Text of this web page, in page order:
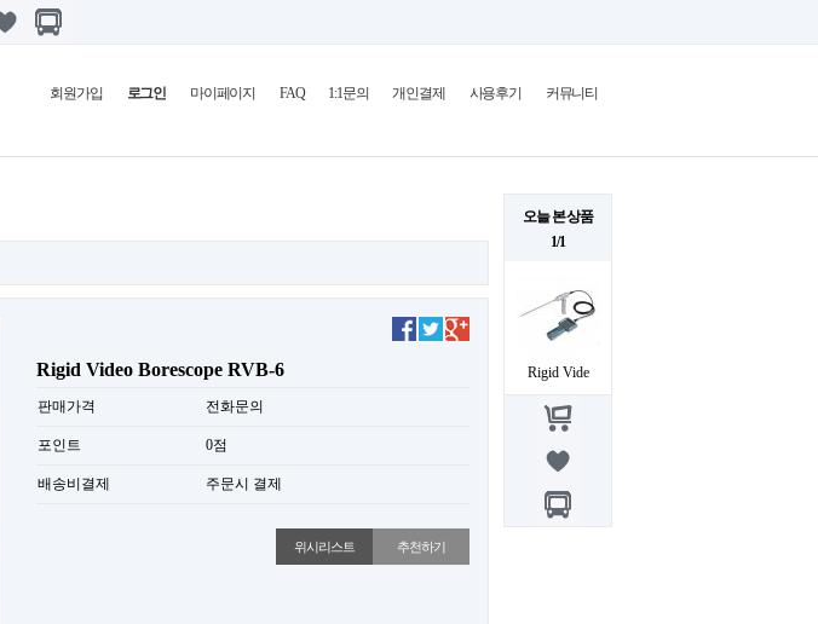
회원가입 로그인 마이페이지 FAQ 1:1문의 개인결제 사용후기 커뮤니티
오늘 본 상품
1/1
Rigid Vide
Rigid Video Borescope RVB-6
판매가격 전화문의
포인트 0점
배송비결제 주문시 결제
위시리스트 추천하기